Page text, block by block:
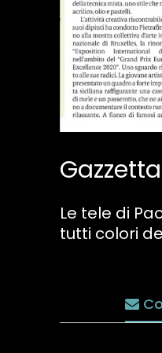
Le tele di
tutti colori